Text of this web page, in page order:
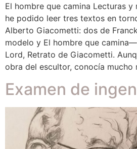
El hombre que camina Lecturas
he podido leer tres textos en
Alberto Giacometti: dos de
modelo y El hombre que
Lord, Retrato de Giacometti.
obra del escultor, conocía mucho
Examen de